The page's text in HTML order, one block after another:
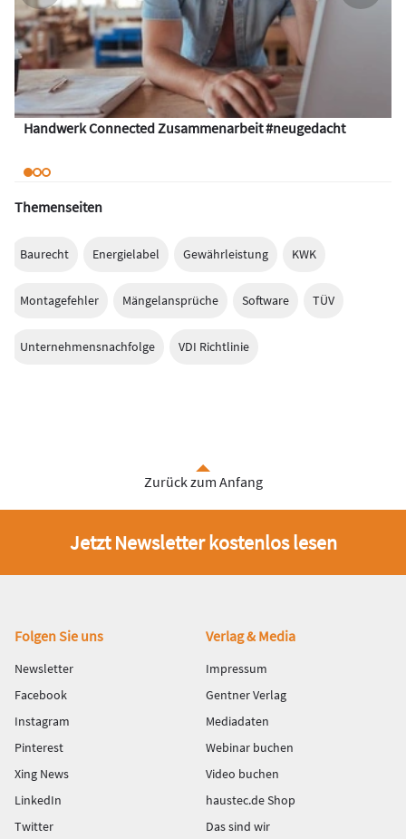
Handwerk Connected Zusammenarbeit #neugedacht
Themenseiten
Baurecht Energielabel Gewährleistung KWK
Montagefehler Mängelansprüche Software TÜV
Unternehmensnachfolge VDI Richtlinie
Zurück zum Anfang
Jetzt Newsletter kostenlos lesen
Fußbereich
Folgen Sie uns
Newsletter
Facebook
Instagram
Pinterest
Xing News
LinkedIn
Twitter
Verlag & Media
Impressum
Gentner Verlag
Mediadaten
Webinar buchen
Video buchen
haustec.de Shop
Das sind wir